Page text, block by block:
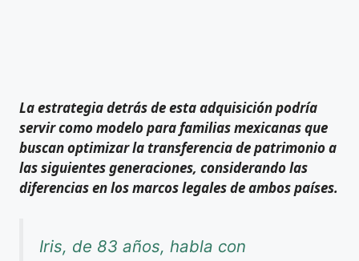
La estrategia detrás de esta adquisición podría
servir como modelo para familias mexicanas que
buscan optimizar la transferencia de patrimonio a
las siguientes generaciones, considerando las
diferencias en los marcos legales de ambos países.
Iris, de 83 años, habla con